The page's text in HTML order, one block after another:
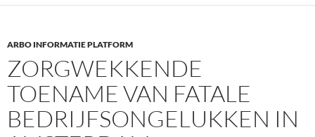
ARBO INFORMATIE PLATFORM
ZORGWEKKENDE
TOENAME VAN FATALE
BEDRIJFSONGELUKKEN IN